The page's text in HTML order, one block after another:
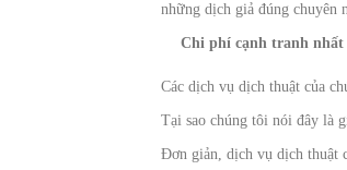
những dịch giả đúng chuyên
Chi phí cạnh tranh nhất
Các dịch vụ dịch thuật của
Tại sao chúng tôi nói đây là
Đơn giản, dịch vụ dịch thuật